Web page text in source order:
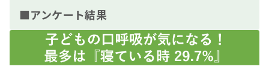
■アンケート結果